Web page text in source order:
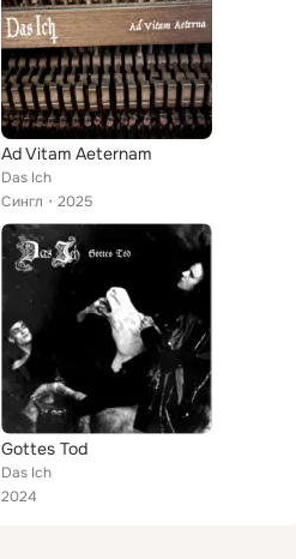
Ad Vitam Aeternam
Das Ich
Сингл
2025
Gottes Tod
Das Ich
2024